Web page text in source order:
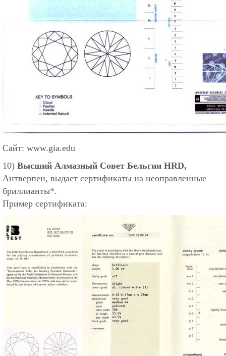
Сайт: www.gia.edu
10) Высший Алмазный Совет Бельгии HRD,
Антверпен, выдает сертификаты на неоправленные
бриллианты*.
Пример сертификата: